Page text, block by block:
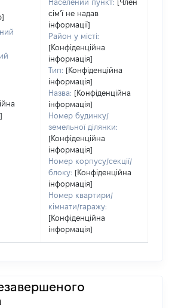
Населений пункт: [Член
сімʼї не надав
інформації]
Район у місті:
[Конфіденційна
інформація]
Тип: [Конфіденційна
інформація]
Назва: [Конфіденційна
інформація]
Номер будинку/
земельної ділянки:
[Конфіденційна
інформація]
Номер корпусу/секції/
блоку: [Конфіденційна
інформація]
Номер квартири/
кімнати/гаражу:
[Конфіденційна
інформація]